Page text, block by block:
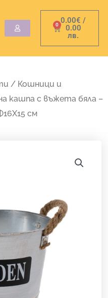
0.00€ /
0.00
лв.
0
Cart
/ Кошници и
кашпа с въжета бяла –
см